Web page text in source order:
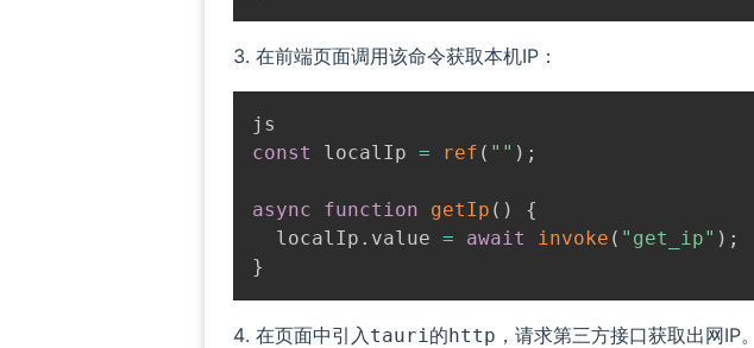
在前端页面调用该命令获取本机IP：
const localIp = ref ( "" ) ;
async function getIp ( )
{
  localIp
. value = await invoke ( "get_ip" ) ;
}
在页面中引入 tauri 的http ，请求第三方接口获取出网IP。